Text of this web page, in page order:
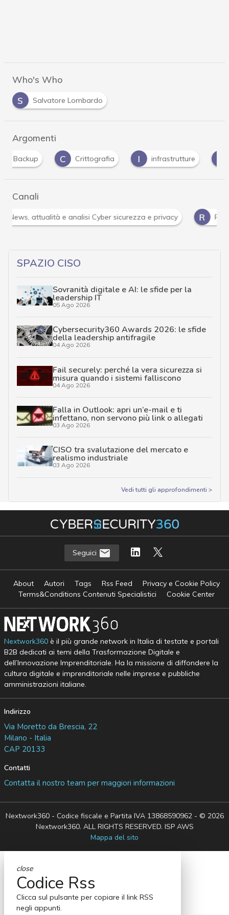
Who's Who
S
Salvatore Lombardo
Argomenti
C
Crittografia I infrastrutture K kaspersky
Canali
e analisi Cyber sicurezza e privacy R Ransomware
SPAZIO CISO
Sovranità digitale e AI: le sfide per la
leadership IT
05 Ago 2026
Cybersecurity360 Awards 2026: le sfide
della leadership antifragile
04 Ago 2026
Fail securely: perché la vera sicurezza si
misura quando i sistemi falliscono
04 Ago 2026
Falla in Outlook: apri un’e-mail e ti
infettano, non servono più link o allegati
03 Ago 2026
CISO tra svalutazione del mercato e
realismo industriale
03 Ago 2026
Vedi tutti gli approfondimenti >
Seguici
About Autori Tags Rss Feed
Privacy e Cookie Policy
Terms&Conditions Contenuti Specialistici
Cookie Center
Nextwork360è il più grande network in Italia di testate e portali
B2B dedicati ai temi della Trasformazione Digitale e
dell’Innovazione Imprenditoriale. Ha la missione di diffondere la
cultura digitale e imprenditoriale nelle imprese e pubbliche
amministrazioni italiane.
Indirizzo
Via Moretto da Brescia, 22
Milano - Italia
CAP 20133
Contatti
Contatta il nostro team per maggiori informazioni
Nextwork360 - Codice fiscale e Partita IVA 13868590962 - © 2026
Nextwork360. ALL RIGHTS RESERVED. ISP AWS
Mappa del sito
close
Codice Rss
Clicca sul pulsante per copiare il link RSS
negli appunti.